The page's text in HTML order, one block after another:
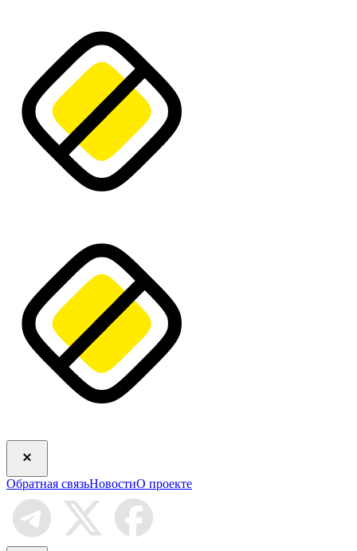
Обратная связьНовостиО проекте